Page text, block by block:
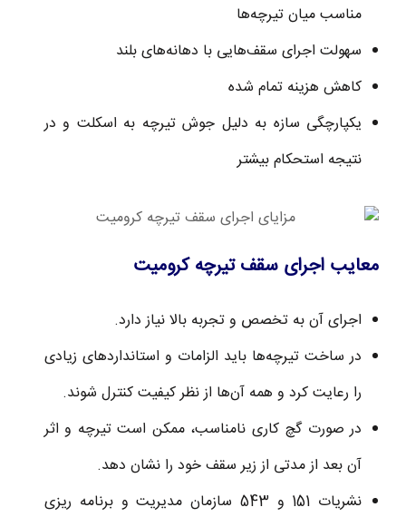
مناسب میان تیرچه‌ها
سهولت اجرای سقف‌هایی با دهانه‌های بلند
کاهش هزینه تمام شده
یکپارچگی سازه به دلیل جوش تیرچه به اسکلت و در
نتیجه استحکام بیشتر
معایب اجرای سقف تیرچه کرومیت
اجرای آن به تخصص و تجربه بالا نیاز دارد.
در ساخت تیرچه‌ها باید الزامات و استانداردهای زیادی
را رعایت کرد و همه آن‌ها از نظر کیفیت کنترل شوند.
در صورت گچ کاری نامناسب، ممکن است تیرچه و اثر
آن بعد از مدتی از زیر سقف خود را نشان دهد.
نشریات 151 و 543 سازمان مدیریت و برنامه ریزی